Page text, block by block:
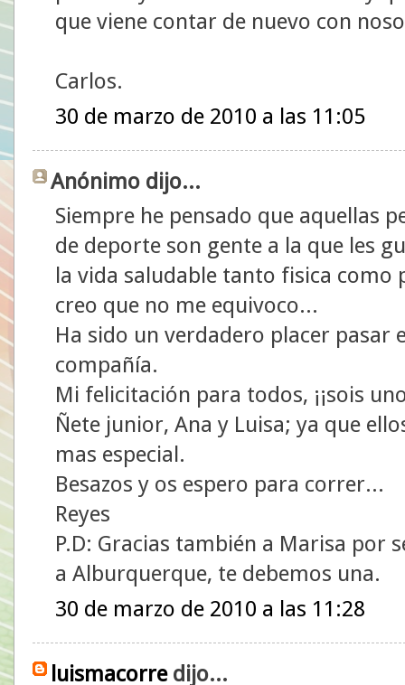
que viene contar de nuevo con
Carlos.
30 de marzo de 2010 a las 11:05
Anónimo dijo...
Siempre he pensado que aquellas
de deporte son gente a la que les
la vida saludable tanto fisica
creo que no me equivoco...
Ha sido un verdadero placer pasar
compañía.
Mi felicitación para todos, ¡¡sois
Ñete junior, Ana y Luisa; ya que
mas especial.
Besazos y os espero para correr...
Reyes
P.D: Gracias también a Marisa por
a Alburquerque, te debemos una.
30 de marzo de 2010 a las 11:28
luismacorredijo...